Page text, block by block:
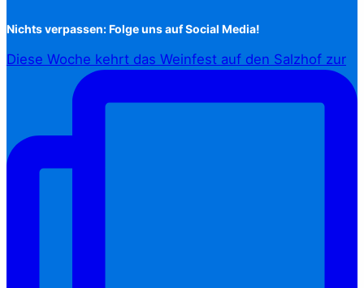
Nichts verpassen: Folge uns auf Social Media!
Diese Woche kehrt das Weinfest auf den Salzhof zur